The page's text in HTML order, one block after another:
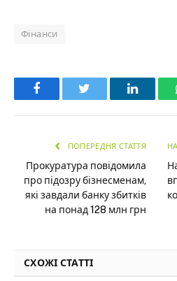
Фінанси
Facebook
ПОПЕРЕДНЯ СТАТТЯ
Прокуратура повідомила
про підозру бізнесменам,
які завдали банку збитків
на понад 128 млн грн
СХОЖІ СТАТТІ